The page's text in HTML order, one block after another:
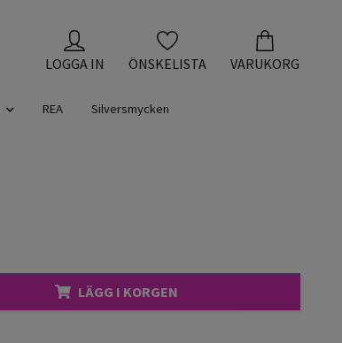
LOGGA IN ÖNSKELISTA VARUKORG
REA Silversmycken
LÄGG I KORGEN